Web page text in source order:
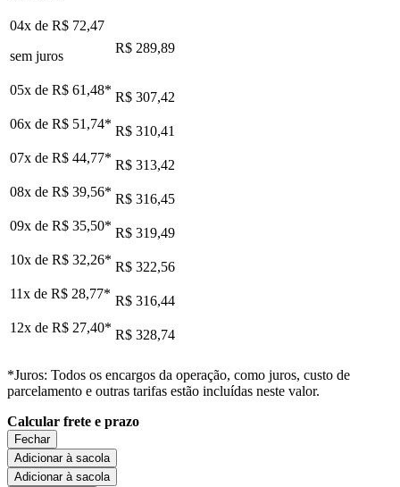
04x de R$ 72,47
sem juros
R$ 289,89
05x de R$ 61,48* R$ 307,42
06x de R$ 51,74* R$ 310,41
07x de R$ 44,77* R$ 313,42
08x de R$ 39,56* R$ 316,45
09x de R$ 35,50* R$ 319,49
10x de R$ 32,26* R$ 322,56
11x de R$ 28,77* R$ 316,44
12x de R$ 27,40* R$ 328,74
*Juros: Todos os encargos da operação, como juros, custo de
parcelamento e outras tarifas estão incluídas neste valor.
Calcular frete e prazo
Fechar
Adicionar à sacola
Adicionar à sacola